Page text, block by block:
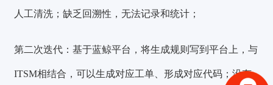
人工清洗；缺乏回溯性，无法记录和统计；
第二次迭代：基于蓝鲸平台，将生成规则写到平台上，与
ITSM相结合，可以生成对应工单、形成对应代码；没有